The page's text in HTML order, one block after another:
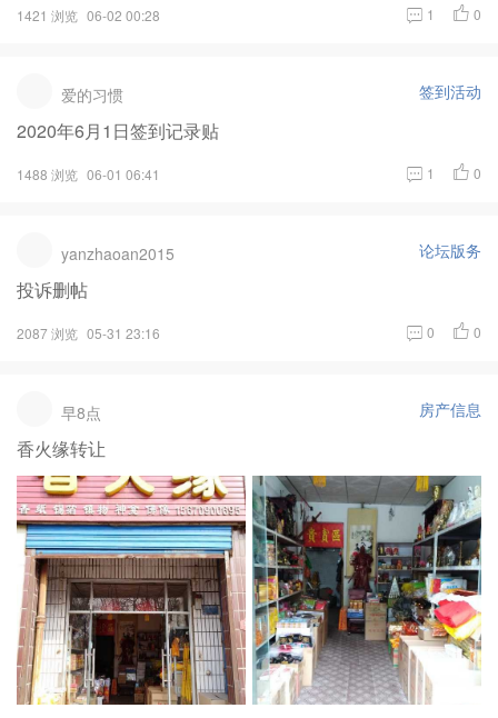
1421 浏览 06-02 00:28 1 0
爱的习惯 签到活动
2020年6月1日签到记录贴
1488 浏览 06-01 06:41 1 0
yanzhaoan2015 论坛版务
投诉删帖
2087 浏览 05-31 23:16 0 0
早8点 房产信息
香火缘转让